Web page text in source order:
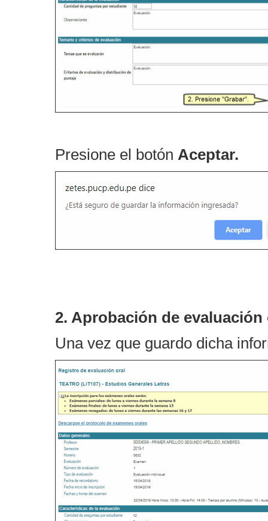
Presione el botón Aceptar.
2. Aprobación de evaluación
Una vez que guardo dicha